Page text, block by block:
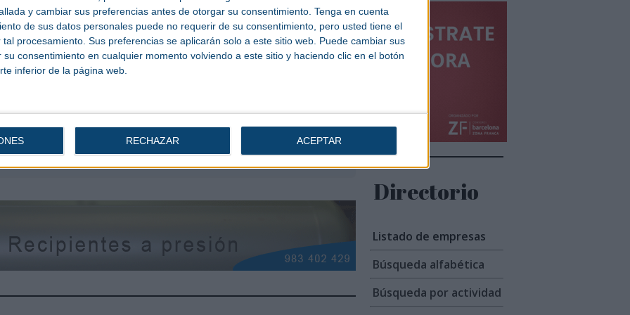
y cambiar sus preferencias antes de otorgar su consentimiento. Tenga en cuenta
de sus datos personales puede no requerir de su consentimiento, pero usted tiene el
procesamiento. Sus preferencias se aplicarán solo a este sitio web. Puede cambiar sus
consentimiento en cualquier momento volviendo a este sitio y haciendo clic en el botón
inferior de la página web.
RECHAZAR ACEPTAR
disponibles como opción, lo que permite que la carga y la
un solo lado y ofrece a los planificadores de almacenes
de doble profundidad.
equiparse con luces de aviso a peatones para advertir a las
en la zona, mientras que el sistema de línea roja lateral
carretilla. Una luz de trabajo ayuda a la visibilidad en
y a la fácil manipulación de las mercancías.
Directorio
Listado de empresas
Búsqueda alfabética
Búsqueda por actividad